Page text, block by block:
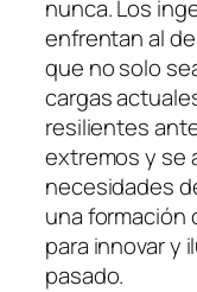
nunca. Los
enfrentan al
que no solo
cargas
resilientes
extremos y se
necesidades
una formación
para innovar y
pasado.